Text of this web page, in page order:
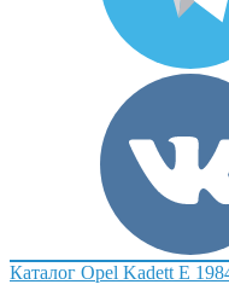
Каталог Opel Kadett E